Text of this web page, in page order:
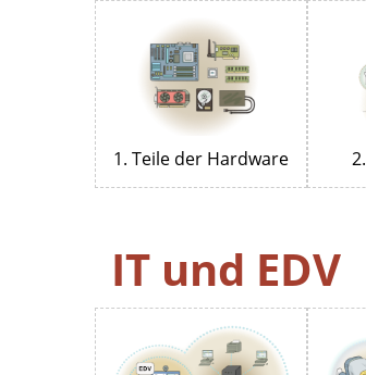
1. Teile der Hardware
IT und EDV